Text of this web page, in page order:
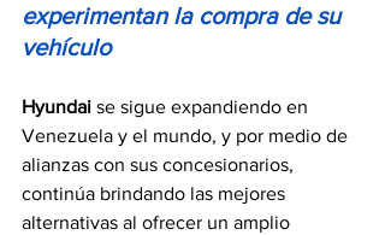
experimentan la compra de su
vehículo
Hyundai se sigue expandiendo en
Venezuela y el mundo, y por medio de
alianzas con sus concesionarios,
continúa brindando las mejores
alternativas al ofrecer un amplio